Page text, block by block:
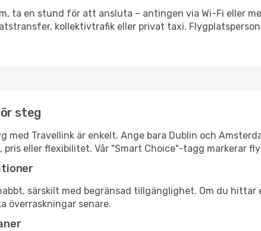
ta en stund för att ansluta – antingen via Wi-Fi eller
kollektivtrafik eller privat taxi.
steg
Travellink är enkelt. Ange bara Dublin och
eller flexibilitet. Vår "Smart Choice"-tagg markerar
särskilt med begränsad tillgänglighet. Om du
överraskningar senare.